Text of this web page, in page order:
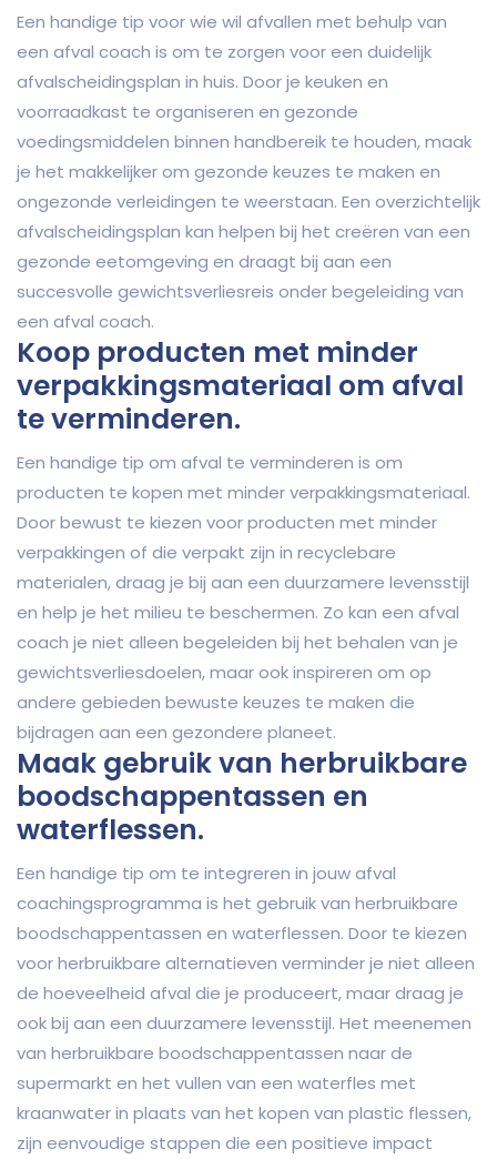
Een handige tip voor wie wil afvallen met behulp van
een afval coach is om te zorgen voor een duidelijk
afvalscheidingsplan in huis. Door je keuken en
voorraadkast te organiseren en gezonde
voedingsmiddelen binnen handbereik te houden, maak
je het makkelijker om gezonde keuzes te maken en
ongezonde verleidingen te weerstaan. Een overzichtelijk
afvalscheidingsplan kan helpen bij het creëren van een
gezonde eetomgeving en draagt bij aan een
succesvolle gewichtsverliesreis onder begeleiding van
een afval coach.
Koop producten met minder
verpakkingsmateriaal om afval
te verminderen.
Een handige tip om afval te verminderen is om
producten te kopen met minder verpakkingsmateriaal.
Door bewust te kiezen voor producten met minder
verpakkingen of die verpakt zijn in recyclebare
materialen, draag je bij aan een duurzamere levensstijl
en help je het milieu te beschermen. Zo kan een afval
coach je niet alleen begeleiden bij het behalen van je
gewichtsverliesdoelen, maar ook inspireren om op
andere gebieden bewuste keuzes te maken die
bijdragen aan een gezondere planeet.
Maak gebruik van herbruikbare
boodschappentassen en
waterflessen.
Een handige tip om te integreren in jouw afval
coachingsprogramma is het gebruik van herbruikbare
boodschappentassen en waterflessen. Door te kiezen
voor herbruikbare alternatieven verminder je niet alleen
de hoeveelheid afval die je produceert, maar draag je
ook bij aan een duurzamere levensstijl. Het meenemen
van herbruikbare boodschappentassen naar de
supermarkt en het vullen van een waterfles met
kraanwater in plaats van het kopen van plastic flessen,
zijn eenvoudige stappen die een positieve impact